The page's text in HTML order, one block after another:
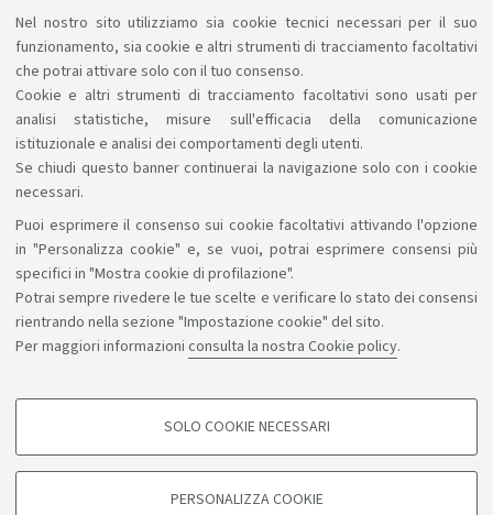
Nel nostro sito utilizziamo sia cookie tecnici necessari per il suo
funzionamento, sia cookie e altri strumenti di tracciamento facoltativi
che potrai attivare solo con il tuo consenso.
Cookie e altri strumenti di tracciamento facoltativi sono usati per
analisi statistiche, misure sull'efficacia della comunicazione
istituzionale e analisi dei comportamenti degli utenti.
Se chiudi questo banner continuerai la navigazione solo con i cookie
necessari.
Puoi esprimere il consenso sui cookie facoltativi attivando l'opzione
in "Personalizza cookie" e, se vuoi, potrai esprimere consensi più
specifici in "Mostra cookie di profilazione".
Potrai sempre rivedere le tue scelte e verificare lo stato dei consensi
rientrando nella sezione "Impostazione cookie" del sito.
Per maggiori informazioni consulta la nostra Cookie policy.
COOKIE DI PROFILAZIONE - FACOLTATIVI
degli utenti, creare profili in base al loro comportamento sul sito, per analisi
SOLO COOKIE NECESSARI
PERSONALIZZA COOKIE
Curriculum Electrical Engineering: per studenti
immatricolati nell'a.a. 2019-20
Sosteniamo il diritto alla conoscenza
Seguici su: